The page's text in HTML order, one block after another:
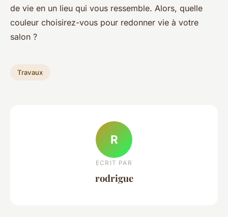
de vie en un lieu qui vous ressemble. Alors, quelle
couleur choisirez-vous pour redonner vie à votre
salon ?
Travaux
R
ECRIT PAR
rodrigue